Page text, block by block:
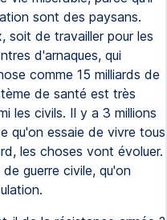
sont des paysans.
soit de travailler pour les
d'arnaques, qui
comme 15 milliards de
de santé est très
les civils. Il y a 3 millions
qu'on essaie de vivre tous
les choses vont évoluer.
guerre civile, qu'on